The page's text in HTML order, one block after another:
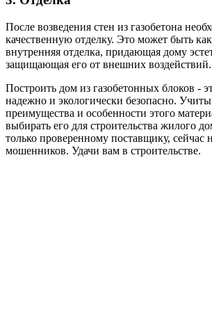
После возведения стен из газобетона
качественную отделку. Это может быть
внутренняя отделка, придающая дому
защищающая его от внешних воздействий.
Построить дом из газобетонных блоков -
надежно и экологически безопасно.
преимущества и особенности этого
выбирать его для строительства жилого
только проверенному поставщику, сейчас
мошенников. Удачи вам в строительстве.